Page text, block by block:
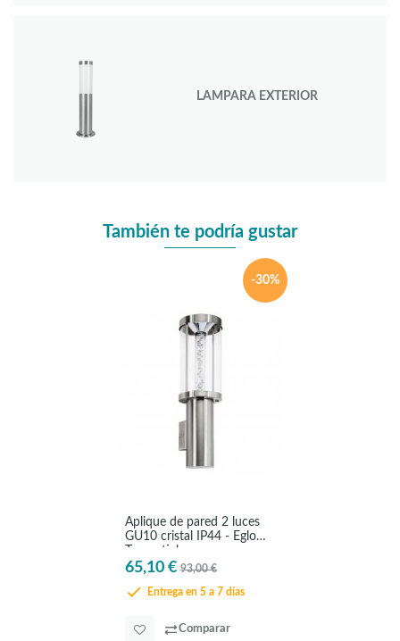
LAMPARA EXTERIOR
También te podría gustar
-30%
Aplique de pared 2 luces
GU10 cristal IP44 - Eglo
Tronostick
65,10 € 93,00 €
Entrega en 5 a 7 días
Comparar